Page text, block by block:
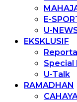
E-
U-
EKSKLUSIF
Special
U-Talk
RAMADHAN